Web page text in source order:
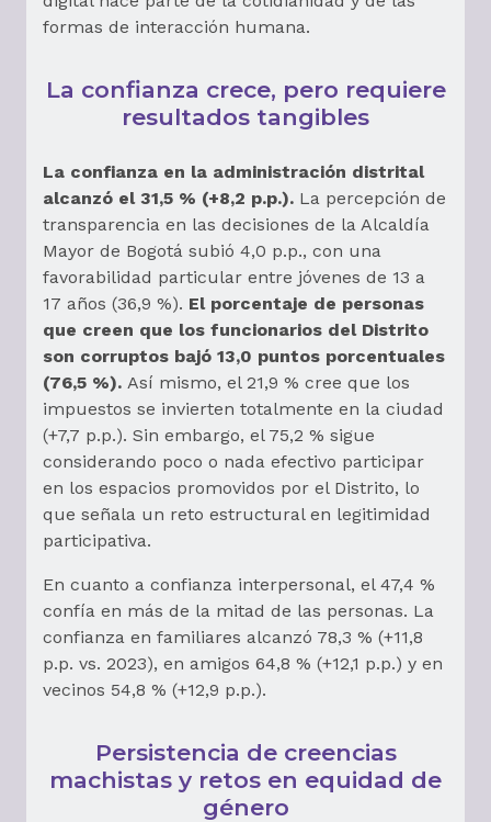
formas de interacción humana.
La confianza crece, pero requiere
resultados tangibles
La confianza en la administración distrital
alcanzó el 31,5 % (+8,2 p.p.). La percepción de
transparencia en las decisiones de la Alcaldía
Mayor de Bogotá subió 4,0 p.p., con una
favorabilidad particular entre jóvenes de 13 a
17 años (36,9 %). El porcentaje de personas
que creen que los funcionarios del Distrito
son corruptos bajó 13,0 puntos porcentuales
(76,5 %). Así mismo, el 21,9 % cree que los
impuestos se invierten totalmente en la ciudad
(+7,7 p.p.). Sin embargo, el 75,2 % sigue
considerando poco o nada efectivo participar
en los espacios promovidos por el Distrito, lo
que señala un reto estructural en legitimidad
participativa.
En cuanto a confianza interpersonal, el 47,4 %
confía en más de la mitad de las personas. La
confianza en familiares alcanzó 78,3 % (+11,8
p.p. vs. 2023), en amigos 64,8 % (+12,1 p.p.) y en
vecinos 54,8 % (+12,9 p.p.).
Persistencia de creencias
machistas y retos en equidad de
género